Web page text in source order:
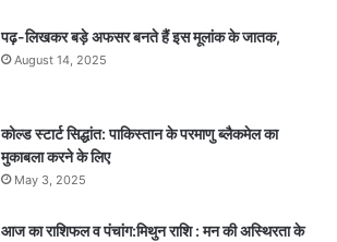
पढ़-लिखकर बड़े अफसर बनते हैं इस मूलांक के जातक,
August 14, 2025
कोल्ड स्टार्ट सिद्धांत: पाकिस्तान के परमाणु ब्लैकमेल का
मुकाबला करने के लिए
May 3, 2025
आज का राशिफल व पंचांग:मिथुन राशि : मन की अस्थिरता के